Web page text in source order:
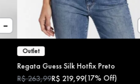
Outlet
Regata Guess Silk Hotfix Preto
R$263,99R$ 219,99(17%Off)